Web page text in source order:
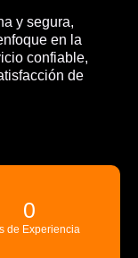
y segura,
en la
confiable,
de
de Experiencia
0